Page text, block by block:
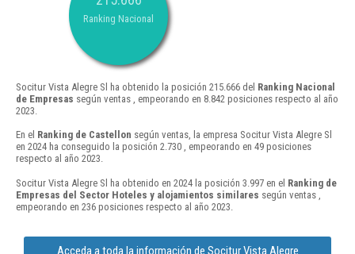
Ranking Nacional
Socitur Vista Alegre Sl ha obtenido la posición 215.666 del Ranking Nacional
de Empresas según ventas , empeorando en 8.842 posiciones respecto al año
2023.
En el Ranking de Castellon según ventas, la empresa Socitur Vista Alegre Sl
en 2024 ha conseguido la posición 2.730 , empeorando en 49 posiciones
respecto al año 2023.
Socitur Vista Alegre Sl ha obtenido en 2024 la posición 3.997 en el Ranking de
Empresas del Sector Hoteles y alojamientos similares según ventas ,
empeorando en 236 posiciones respecto al año 2023.
Acceda a toda la información de Socitur Vista Alegre